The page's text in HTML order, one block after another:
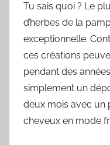
Tu sais quoi ? Le
d’herbes de la
exceptionnelle.
ces créations
pendant des
simplement un
deux mois avec un
cheveux en mode